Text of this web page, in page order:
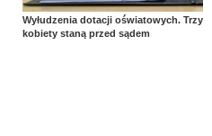
Wyłudzenia dotacji oświatowych. Trzy
kobiety staną przed sądem